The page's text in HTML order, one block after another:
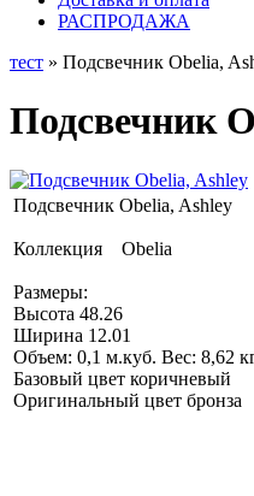
РАСПРОДАЖА
тест » Подсвечник Obelia,
Подсвечник
Подсвечник Obelia, Ashley
Коллекция Obelia
Размеры:
Высота 48.26
Ширина 12.01
Объем: 0,1 м.куб. Вес: 8,62
Базовый цвет коричневый
Оригинальный цвет бронза